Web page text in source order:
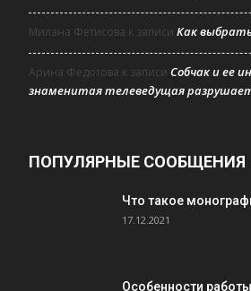
Милана Фетисова к записи Как
Арина Федотова к записи Собчак и ее
знаменитая телеведущая
ПОПУЛЯРНЫЕ СООБЩЕНИЯ
Что такое
17.12.2021
Особенности